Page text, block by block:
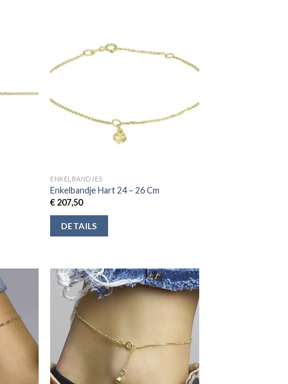
ENKELBANDJES
Enkelbandje Hart 24 – 26 Cm
€ 207,50
DETAILS